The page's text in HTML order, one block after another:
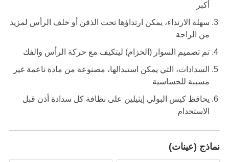
أكبر
سهلة الارتداء، يمكن ارتداؤها تحت الذقن أو خلف الرأس لمزيد
من الراحة
تم تصميم السوار (الحزام) ليتكيف مع حركة الرأس والفك
السدادات، التي يمكن استبدالها، مصنوعة من مادة ناعمة غير
مسببة للحساسية
يحافظ كيس البولي إيثيلين على نظافة كل سدادة أذن قبل
الاستخدام
نماذج (عينات)